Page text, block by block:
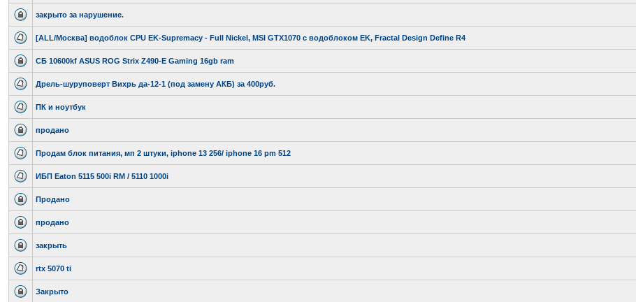
закрыто за нарушение.
[ALL/Москва] водоблок CPU EK-Supremacy - Full Nickel, MSI GTX1070 с водоблоком EK, Fractal Design Define R4
СБ 10600kf ASUS ROG Strix Z490-E Gaming 16gb ram
Дрель-шуруповерт Вихрь да-12-1 (под замену АКБ) за 400руб.
ПК и ноутбук
продано
Продам блок питания, мп 2 штуки, iphone 13 256/ iphone 16 pm 512
ИБП Eaton 5115 500i RM / 5110 1000i
Продано
продано
закрыть
rtx 5070 ti
Закрыто